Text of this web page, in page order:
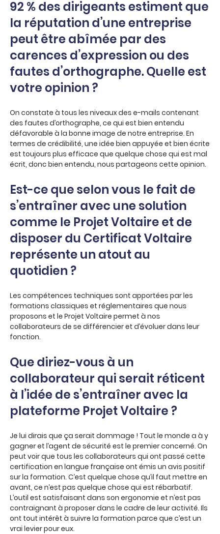
92 % des dirigeants estiment que
la réputation d’une entreprise
peut être abîmée par des
carences d’expression ou des
fautes d’orthographe. Quelle est
votre opinion ?
On constate à tous les niveaux des e-mails contenant
des fautes d’orthographe, ce qui est bien entendu
défavorable à la bonne image de notre entreprise. En
termes de crédibilité, une idée bien appuyée et bien écrite
est toujours plus efficace que quelque chose qui est mal
écrit, donc bien entendu, nous partageons cette opinion.
Est-ce que selon vous le fait de
s’entraîner avec une solution
comme le Projet Voltaire et de
disposer du Certificat Voltaire
représente un atout au
quotidien ?
Les compétences techniques sont apportées par les
formations classiques et réglementaires que nous
proposons et le Projet Voltaire permet à nos
collaborateurs de se différencier et d’évoluer dans leur
fonction.
Que diriez-vous à un
collaborateur qui serait réticent
à l’idée de s’entraîner avec la
plateforme Projet Voltaire ?
Je lui dirais que ça serait dommage ! Tout le monde a à y
gagner et l’agent de sécurité est le premier concerné. On
peut voir que tous les collaborateurs qui ont passé cette
certification en langue française ont émis un avis positif
sur la formation. C’est quelque chose qu’il faut mettre en
avant, ce n’est pas quelque chose qui est rébarbatif.
L’outil est satisfaisant dans son ergonomie et n’est pas
contraignant à proposer dans le cadre de leur activité. Ils
ont tout intérêt à suivre la formation parce que c’est un
vrai levier pour eux.